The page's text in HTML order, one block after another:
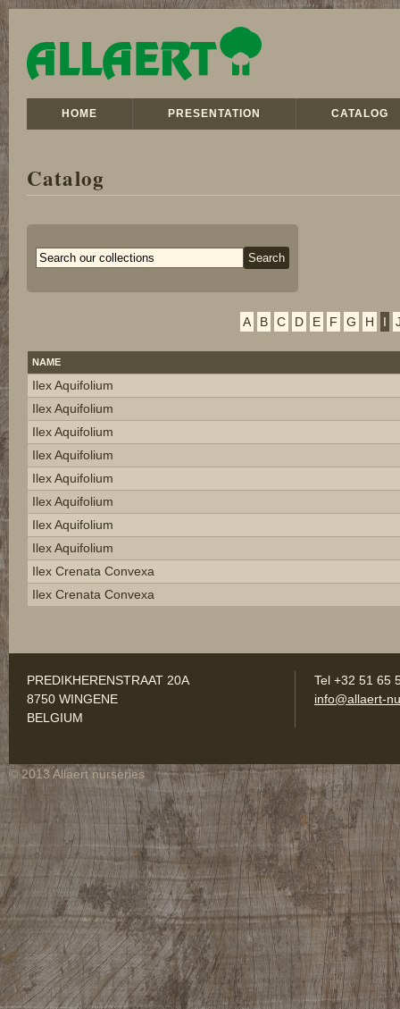
HOME PRESENTATION CATALOG
Catalog
A B C D E F G H I
NAME
Ilex Aquifolium
Ilex Aquifolium
Ilex Aquifolium
Ilex Aquifolium
Ilex Aquifolium
Ilex Aquifolium
Ilex Aquifolium
Ilex Aquifolium
Ilex Crenata Convexa
Ilex Crenata Convexa
PREDIKHERENSTRAAT 20A
8750 WINGENE
BELGIUM
Tel +32 51 65
info@allaert-
© 2013 Allaert nurseries